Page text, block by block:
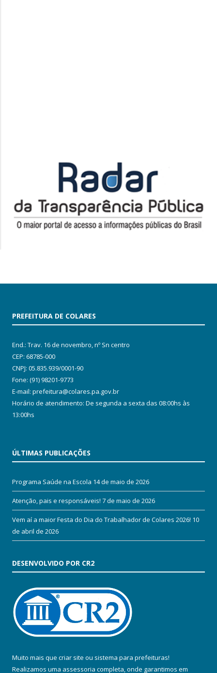
PREFEITURA DE COLARES
End.: Trav. 16 de novembro, nº Sn centro
CEP: 68785-000
CNPJ: 05.835.939/0001-90
Fone: (91) 98201-9773
E-mail: prefeitura@colares.pa.gov.br
Horário de atendimento: De segunda a sexta das 08:00hs às
13:00hs
ÚLTIMAS PUBLICAÇÕES
Programa Saúde na Escola 14 de maio de 2026
Atenção, pais e responsáveis! 7 de maio de 2026
Vem aí a maior Festa do Dia do Trabalhador de Colares 2026! 10
de abril de 2026
DESENVOLVIDO POR CR2
Muito mais que criar site ou sistema para prefeituras!
Realizamos uma assessoria completa, onde garantimos em